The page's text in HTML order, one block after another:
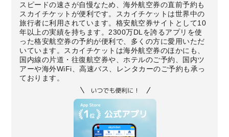
スピードの速さが自慢なため、海外航空券の直前予約も
スカイチケットが便利です。スカイチケットは世界中の
旅行者に利用されています。格安航空券サイトとして10
年以上の実績を持ちます。2300万DLを誇るアプリを使
った格安航空券の予約が便利で、多くの方に愛用いただ
いています。スカイチケットは海外航空券のほかにも、
国内線の片道・往復航空券や、ホテルのご予約、国内ツ
アーや海外WiFi、高速バス、レンタカーのご予約も承っ
ております。